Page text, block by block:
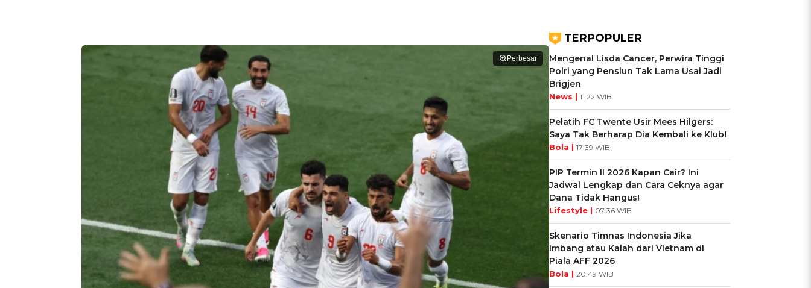
Perbesar
TERPOPULER
Mengenal Lisda Cancer, Perwira Tinggi
Polri yang Pensiun Tak Lama Usai Jadi
Brigjen
News | 11:22 WIB
Pelatih FC Twente Usir Mees Hilgers:
Saya Tak Berharap Dia Kembali ke Klub!
Bola | 17:39 WIB
PIP Termin II 2026 Kapan Cair? Ini
Jadwal Lengkap dan Cara Ceknya agar
Dana Tidak Hangus!
Lifestyle | 07:36 WIB
Skenario Timnas Indonesia Jika
Imbang atau Kalah dari Vietnam di
Piala AFF 2026
Bola | 20:49 WIB